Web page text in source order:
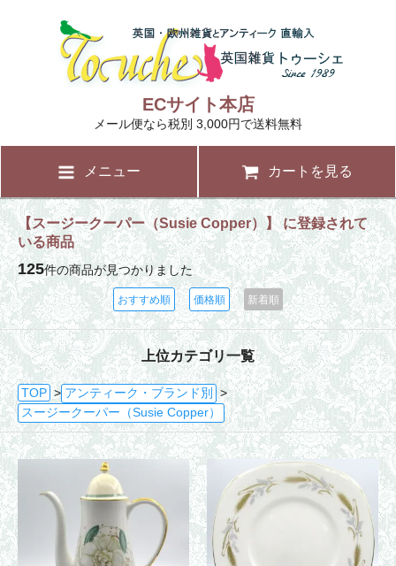
ECサイト本店
メール便なら税別 3,000円で送料無料
メニュー カートを見る
【スージークーパー（Susie Copper）】 に登録されて
いる商品
125件の商品が見つかりました
おすすめ順 価格順 新着順
上位カテゴリ一覧
TOP > アンティーク・ブランド別
>
スージークーパー（Susie Copper）